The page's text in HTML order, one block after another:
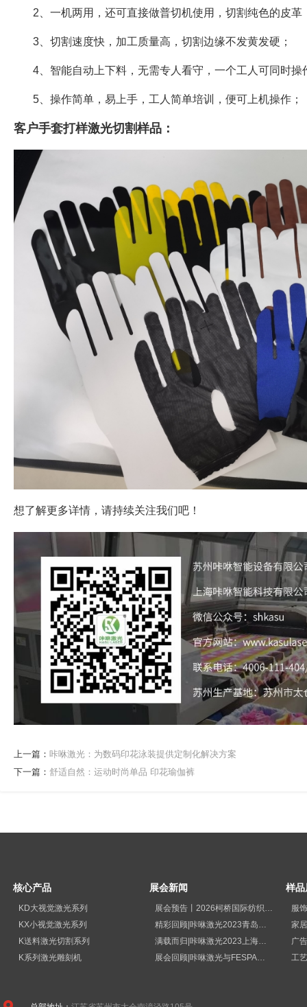
2、一机两用，还可直接做普切机使用，切割纯色的皮
3、切割速度快，加工质量高，切割边缘不发黄发硬；
4、智能自动上下料，无需专人看守，一个工人可同时操
5、操作简单，易上手，工人简单培训，便可上机操作；
客户手套打样激光切割样品：
想了解更多详情，请持续关注我们吧！
上一篇： 咔咻激光：为数码印花泳装提供定制化解决方案
下一篇： 舒适自然：运动时尚单品 印花瑜伽裤
核心产品
KD大视觉激光系列
KX小视觉激光系列
K送料激光切割系列
K系列激光雕刻机
展会新闻
展会预告丨2026柯桥国际纺织品印花工业展览会
精彩回顾|咔咻激光2023青岛国际纺织品印花工业展览会再次出圈
满载而归|咔咻激光2023上海广印展精彩回顾！
展会回顾|咔咻激光与FESPA德国展直击现场
样品
服
家
广
工